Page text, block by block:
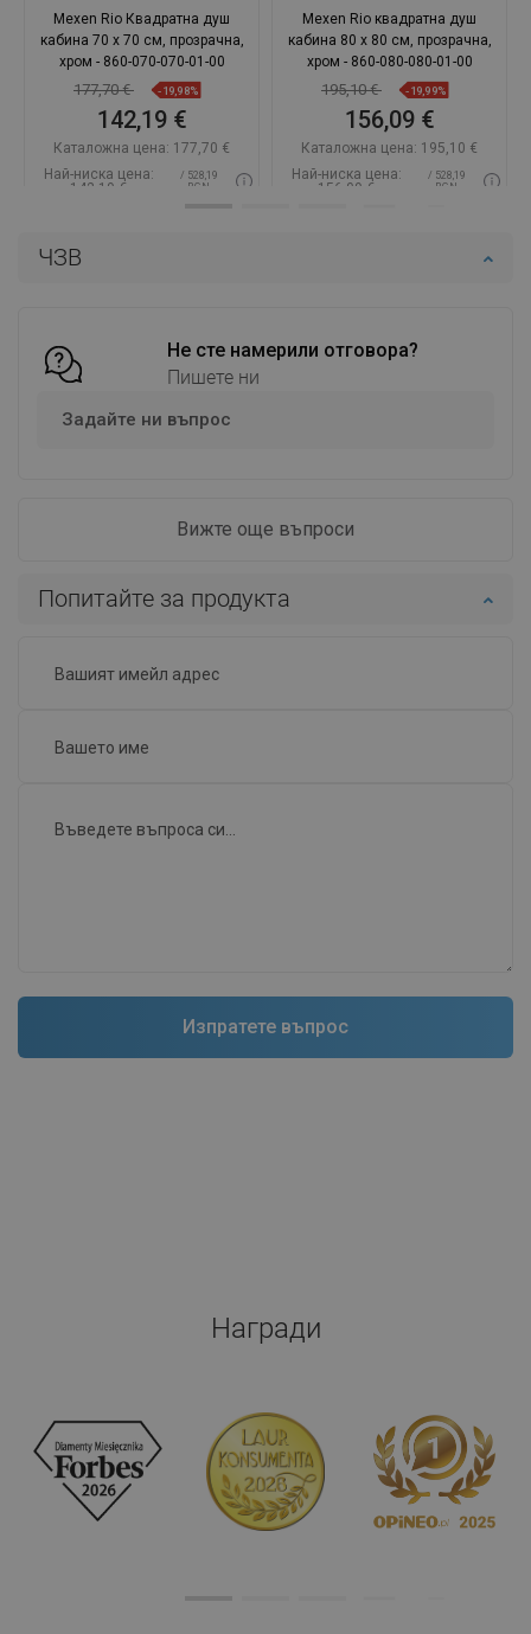
ЧЗВ
Не сте намерили отговора?
Пишете ни
Задайте ни въпрос
Вижте още въпроси
Попитайте за продукта
Mexen Rio Квадратна душ
кабина 70 x 70 см, прозрачна,
хром - 860-070-070-01-00
177,70 € -19,98%
142,19 €
Каталожна цена: 177,70 €
Най-ниска цена:
142,19 €
/ 528,19
BGN
Добави в количката
Mexen Rio квадратна душ
кабина 80 x 80 см, прозрачна,
хром - 860-080-080-01-00
195,10 € -19,99%
156,09 €
Каталожна цена: 195,10 €
Най-ниска цена:
156,09 €
/ 528,19
BGN
Добави в количката
Награди